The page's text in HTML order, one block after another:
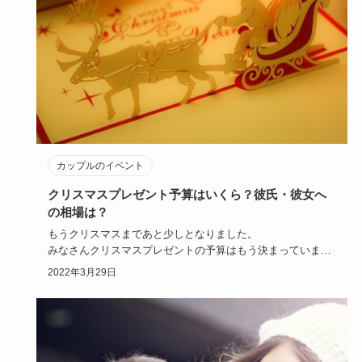
カップルのイベント
クリスマスプレゼント予算はいくら？彼氏・彼女へ
の相場は？
もうクリスマスまであと少しとなりました。
みなさんクリスマスプレゼントの予算はもう決まっています
か？
2022年3月29日